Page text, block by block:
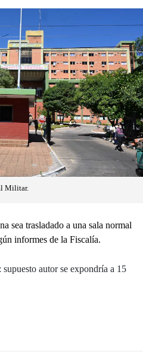
Militar.
sea trasladado a una sala normal
informes de la Fiscalía.
autor se expondría a 15